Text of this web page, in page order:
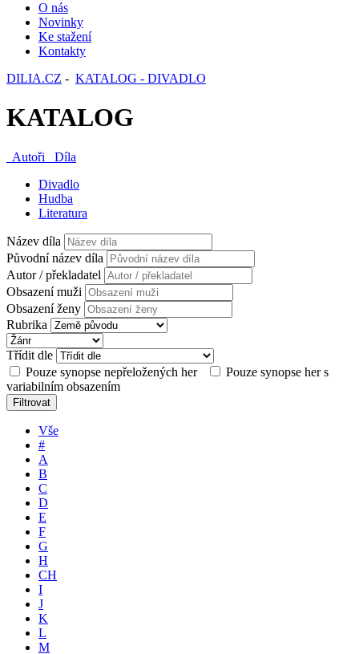
O nás
Novinky
Ke stažení
Kontakty
DILIA.CZ - KATALOG - DIVADLO
KATALOG
Autoři
Díla
Divadlo
Hudba
Literatura
Název díla
Původní název díla
Autor / překladatel
Obsazení muži
Obsazení ženy
Rubrika
Třídit dle
Pouze synopse nepřeložených her
Pouze synopse her s
variabilním obsazením
Filtrovat
Vše
#
A
B
C
D
E
F
G
H
CH
I
J
K
L
M